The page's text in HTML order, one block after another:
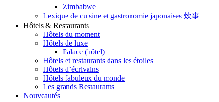
Zimbabwe
Lexique de cuisine et gastronomie japonaises 炊事
Hôtels & Restaurants
Hôtels du moment
Hôtels de luxe
Palace (hôtel)
Hôtels et restaurants dans les étoiles
Hôtels d’écrivains
Hôtels fabuleux du monde
Les grands Restaurants
Nouveautés